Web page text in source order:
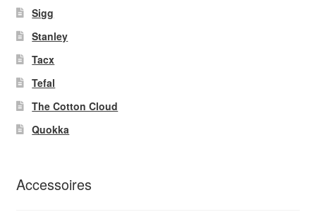
Sigg
Stanley
Tacx
Tefal
The Cotton Cloud
Quokka
Accessoires